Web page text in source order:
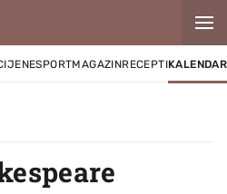
SPORTMAGAZINRECEPTIKALENDAR